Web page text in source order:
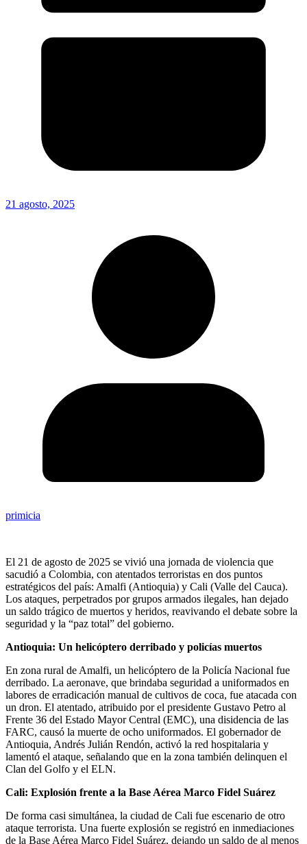
21 agosto, 2025
primicia
El 21 de agosto de 2025 se vivió una jornada de violencia que
sacudió a Colombia, con atentados terroristas en dos puntos
estratégicos del país: Amalfi (Antioquia) y Cali (Valle del Cauca).
Los ataques, perpetrados por grupos armados ilegales, han dejado
un saldo trágico de muertos y heridos, reavivando el debate sobre la
seguridad y la “paz total” del gobierno.
Antioquia: Un helicóptero derribado y policías muertos
En zona rural de Amalfi, un helicóptero de la Policía Nacional fue
derribado. La aeronave, que brindaba seguridad a uniformados en
labores de erradicación manual de cultivos de coca, fue atacada con
un dron. El atentado, atribuido por el presidente Gustavo Petro al
Frente 36 del Estado Mayor Central (EMC), una disidencia de las
FARC, causó la muerte de ocho uniformados. El gobernador de
Antioquia, Andrés Julián Rendón, activó la red hospitalaria y
lamentó el ataque, señalando que en la zona también delinquen el
Clan del Golfo y el ELN.
Cali: Explosión frente a la Base Aérea Marco Fidel Suárez
De forma casi simultánea, la ciudad de Cali fue escenario de otro
ataque terrorista. Una fuerte explosión se registró en inmediaciones
de la Base Aérea Marco Fidel Suárez, dejando un saldo de al menos